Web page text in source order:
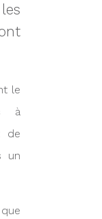
le
à
de
un